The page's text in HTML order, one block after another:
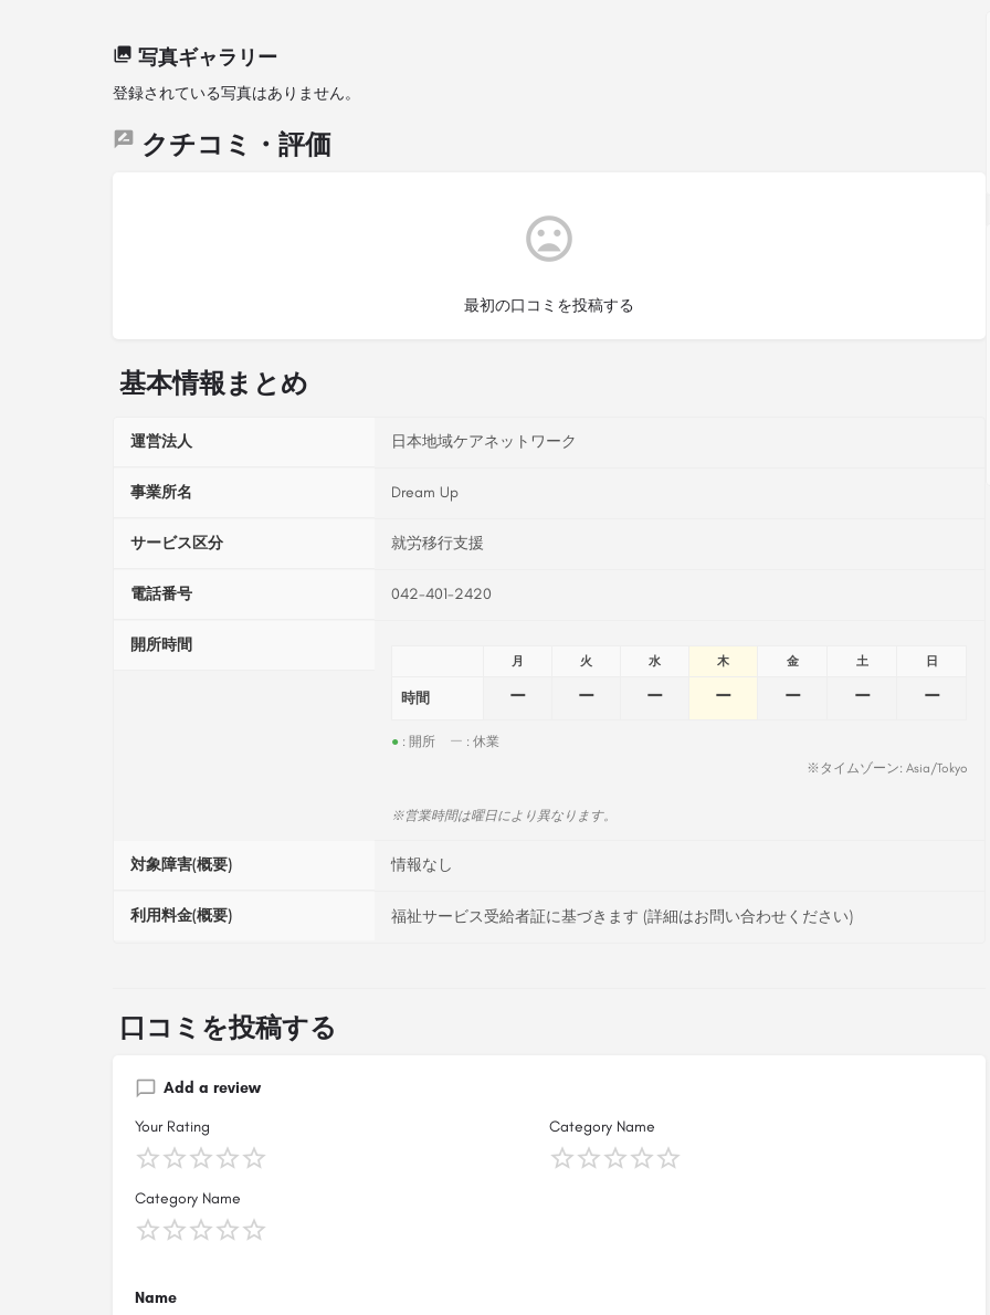
写真ギャラリー
登録されている写真はありません。
クチコミ・評価
最初の口コミを投稿する
基本情報まとめ
運営法人 日本地域ケアネットワーク
事業所名 Dream Up
サービス区分 就労移行支援
電話番号 042-401-2420
開所時間
月 火 水 木 金 土 日
時間 ー ー ー ー ー ー ー
● : 開所 ー : 休業
※タイムゾーン: Asia/Tokyo
※営業時間は曜日により異なります。
対象障害(概要) 情報なし
利用料金(概要) 福祉サービス受給者証に基づきます (詳細はお問い合わせください)
口コミを投稿する
Add a review
Your Rating Category Name
Category Name
Name